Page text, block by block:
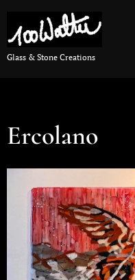
Glass & Stone Creations
Ercolano